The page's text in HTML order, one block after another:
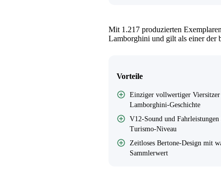
Mit 1.217 produzierten
Lamborghini und gilt als einer der
Vorteile
Einziger vollwertiger
Lamborghini-Geschichte
V12-Sound und
Turismo-Niveau
Zeitloses Bertone-Design mit
Sammlerwert